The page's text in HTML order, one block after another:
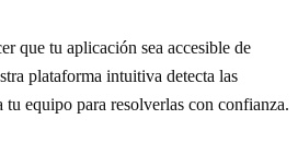
que tu aplicación sea accesible de
plataforma intuitiva detecta las
tu equipo para resolverlas con confianza.